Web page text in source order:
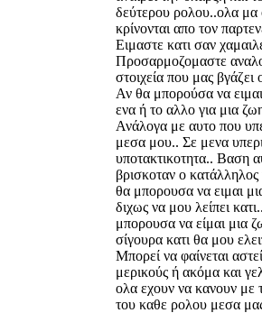
δεύτερου ρολου..ολα μα
κρίνονται απο τον
Ειμαστε κατι σαν
Προσαρμοζομαστε
στοιχεία που μας βγάζει
Αν θα μπορούσα να
ενα ή το αλλο για μια
Ανάλογα με αυτο που
μεσα μου.. Σε μενα
υποτακτικοτητα.. Βαση
βρισκοταν ο
θα μπορουσα να ειμαι
διχως να μου λείπει
μπορουσα να είμαι μια
σίγουρα κατι θα μου
Μπορεί να φαίνεται
μερικούς ή ακόμα και
ολα εχουν να κανουν με
του καθε ρολου μεσα